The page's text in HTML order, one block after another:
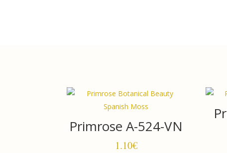
Primrose A-524-VN
1.10€